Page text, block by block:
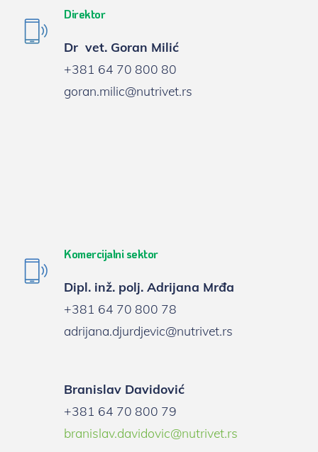
Direktor
Dr vet. Goran Milić
+381 64 70 800 80
goran.milic@nutrivet.rs
Komercijalni sektor
Dipl. inž. polj. Adrijana Mrđa
+381 64 70 800 78
adrijana.djurdjevic@nutrivet.rs
Branislav Davidović
+381 64 70 800 79
branislav.davidovic@nutrivet.rs